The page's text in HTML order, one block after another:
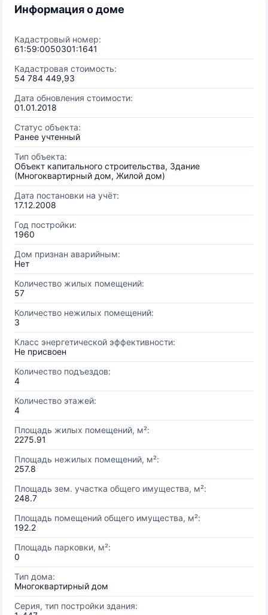
Информация о доме
Кадастровый номер:
61:59:0050301:1641
Кадастровая стоимость:
54 784 449,93
Дата обновления стоимости:
01.01.2018
Статус объекта:
Ранее учтенный
Тип объекта:
Объект капитального строительства, Здание
(Многоквартирный дом, Жилой дом)
Дата постановки на учёт:
17.12.2008
Год постройки:
1960
Дом признан аварийным:
Нет
Количество жилых помещений:
57
Количество нежилых помещений:
3
Класс энергетической эффективности:
Не присвоен
Количество подъездов:
4
Количество этажей:
4
Площадь жилых помещений, м²:
2275.91
Площадь нежилых помещений, м²:
257.8
Площадь зем. участка общего имущества, м²:
248.7
Площадь помещений общего имущества, м²:
192.2
Площадь парковки, м²:
0
Тип дома:
Многоквартирный дом
Серия, тип постройки здания: